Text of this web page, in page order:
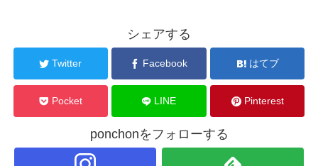
シェアする
Twitter Facebook はてブ
Pocket LINE Pinterest
ponchonをフォローする